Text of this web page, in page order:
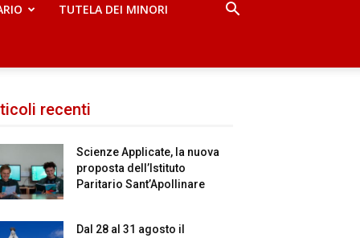
TUTELA DEI MINORI
recenti
Scienze Applicate, la nuova
proposta dell’Istituto
Paritario Sant’Apollinare
Dal 28 al 31 agosto il